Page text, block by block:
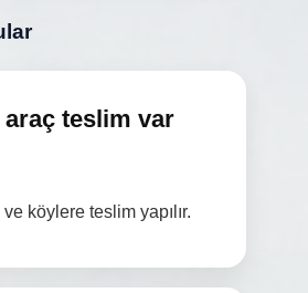
araç teslim var
köylere teslim yapılır.